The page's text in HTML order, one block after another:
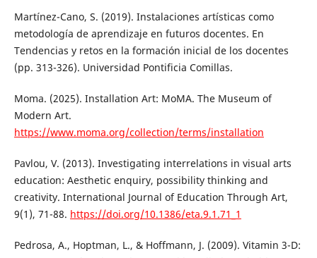
Martínez-Cano, S. (2019). Instalaciones artísticas como
metodología de aprendizaje en futuros docentes. En
Tendencias y retos en la formación inicial de los docentes
(pp. 313-326). Universidad Pontificia Comillas.
Moma. (2025). Installation Art: MoMA. The Museum of
Modern Art.
https://www.moma.org/collection/terms/installation
Pavlou, V. (2013). Investigating interrelations in visual arts
education: Aesthetic enquiry, possibility thinking and
creativity. International Journal of Education Through Art,
9(1), 71-88. https://doi.org/10.1386/eta.9.1.71_1
Pedrosa, A., Hoptman, L., & Hoffmann, J. (2009). Vitamin 3-D: